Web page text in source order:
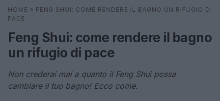
Cerca ⌕ ×
HOME » FENG SHUI: COME RENDERE IL BAGNO UN RIFUGIO DI
PACE
Feng Shui: come rendere il bagno
un rifugio di pace
Non crederai mai a quanto il Feng Shui possa
cambiare il tuo bagno! Ecco come.